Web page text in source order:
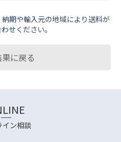
期や輸⼊元の地域により送料が
せください。
に戻る
イン相談